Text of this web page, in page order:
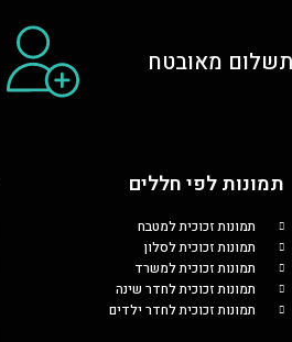
תשלום מאובטח
תמונות לפי חללים
תמונות זכוכית למטבח
תמונות זכוכית לסלון
תמונות זכוכית למשרד
תמונות זכוכית לחדר שינה
תמונות זכוכית לחדר ילדים